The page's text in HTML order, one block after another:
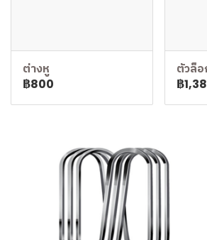
ต่างหู
฿800
ตัวล็
฿